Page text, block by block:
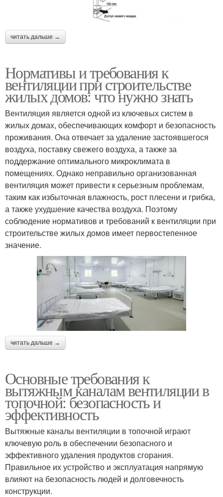
читать дальше →
Нормативы и требования к
вентиляции при строительстве
жилых домов: что нужно знать
Вентиляция является одной из ключевых систем в
жилых домах, обеспечивающих комфорт и безопасность
проживания. Она отвечает за удаление застоявшегося
воздуха, поставку свежего воздуха, а также за
поддержание оптимального микроклимата в
помещениях. Однако неправильно организованная
вентиляция может привести к серьезным проблемам,
таким как избыточная влажность, рост плесени и грибка,
а также ухудшение качества воздуха. Поэтому
соблюдение нормативов и требований к вентиляции при
строительстве жилых домов имеет первостепенное
значение.
читать дальше →
Основные требования к
вытяжным каналам вентиляции в
топочной: безопасность и
эффективность
Вытяжные каналы вентиляции в топочной играют
ключевую роль в обеспечении безопасного и
эффективного удаления продуктов сгорания.
Правильное их устройство и эксплуатация напрямую
влияют на безопасность людей и долговечность
конструкции.